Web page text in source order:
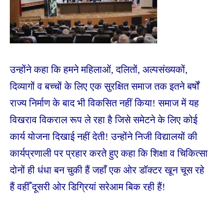
उन्होंने कहा कि हमने महिलाओं, दलितों, अल्पसंख्यकों,
दिव्यागों व बच्चों के लिए एक सुरक्षित समाज तक इतने बर्षों
राज्य निर्माण के बाद भी विकसित नहीं किया! समाज में यह
विखराव विकराल रूप ले रहा है जिसे समेटने के लिए कोई
कार्य योजना दिखाई नहीं देती! उन्होंने निजी विद्यालयों की
कार्यप्रणाली पर प्रहार करते हुए कहा कि शिक्षा व चिकित्सा
दोनों ही धंधा बन चुकी हैं जहाँ एक ओर डॉक्टर खून चूस रहे
हैं वहीँ दूसरी ओर डिग्रियां सरेआम बिक रही हैं!